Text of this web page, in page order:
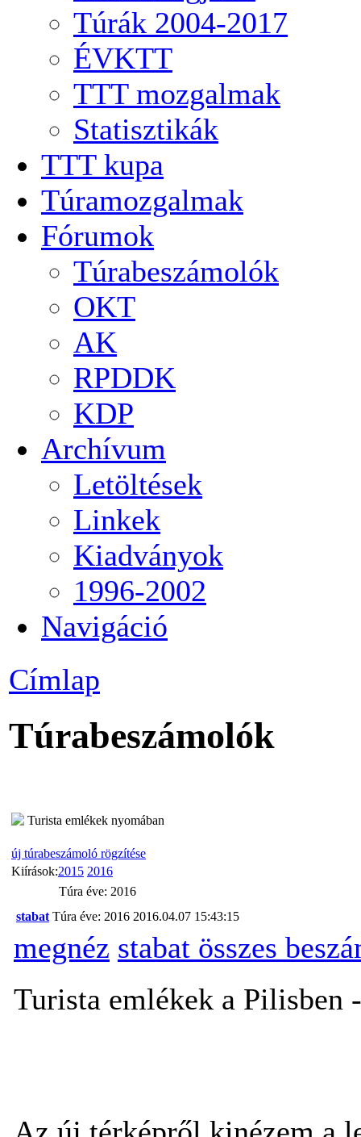
Túrák 2004-2017
ÉVKTT
TTT mozgalmak
Statisztikák
TTT kupa
Túramozgalmak
Fórumok
Túrabeszámolók
OKT
AK
RPDDK
KDP
Archívum
Letöltések
Linkek
Kiadványok
1996-2002
Navigáció
Címlap
Túrabeszámolók
Turista emlékek nyomában
új túrabeszámoló rögzítése
Kiírások:2015 2016
Túra éve: 2016
stabat Túra éve: 2016 2016.04.07 15:43:15
megnéz stabat összes
Turista emlékek a Pilisben